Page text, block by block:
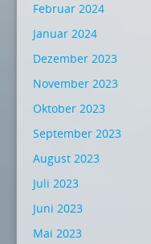
Februar 2024
Januar 2024
Dezember 2023
November 2023
Oktober 2023
September 2023
August 2023
Juli 2023
Juni 2023
Mai 2023